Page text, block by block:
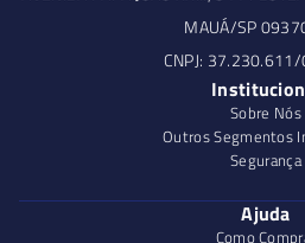
MAUÁ/SP
CNPJ:
Sobre Nós
Outros Segmentos
Segurança
Ajuda
Como